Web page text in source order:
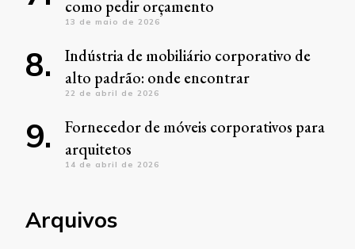
como pedir orçamento
13 de maio de 2026
Indústria de mobiliário corporativo de
alto padrão: onde encontrar
22 de abril de 2026
Fornecedor de móveis corporativos para
arquitetos
14 de abril de 2026
Arquivos